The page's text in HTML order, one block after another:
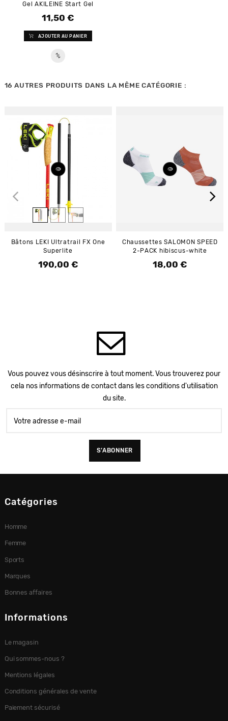
Gel AKILEINE Start Gel
Prix
11,50 €
AJOUTER AU PANIER
16 AUTRES PRODUITS DANS LA MÊME CATÉGORIE :
Bâtons LEKI Ultratrail FX One
Superlite
Prix
190,00 €
Chaussettes SALOMON SPEED
2-PACK hibiscus-white
Prix
18,00 €
Vous pouvez vous désinscrire à tout moment. Vous trouverez pour
cela nos informations de contact dans les conditions d'utilisation
du site.
Catégories
Homme
Femme
Sports
Marques
Bonnes affaires
Informations
Le magasin
Qui sommes-nous ?
Mentions légales
Conditions générales de vente
Paiement sécurisé